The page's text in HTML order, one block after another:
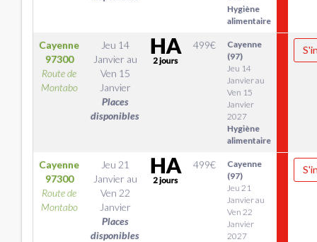
Hygiène
alimentaire
Cayenne
97300
Route de
Montabo
Jeu 14
Janvier au
Ven 15
Janvier
Places
disponibles
499€
Cayenne
(97)
Jeu 14
Janvier au
Ven 15
Janvier
2027
Hygiène
alimentaire
Cayenne
97300
Route de
Montabo
Jeu 21
Janvier au
Ven 22
Janvier
Places
disponibles
499€
Cayenne
(97)
Jeu 21
Janvier au
Ven 22
Janvier
2027